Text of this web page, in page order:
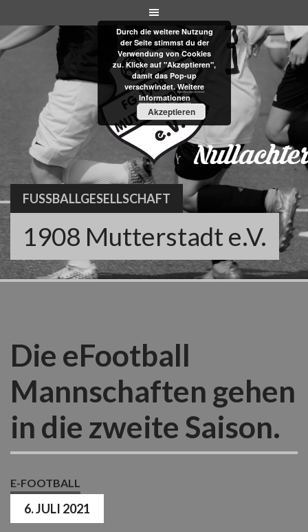
to
content
FUSSBALLGESELLSCHAFT
1908 Mutterstadt e.V.
Die eFootball
Mannschaften gehen
in die zweite Saison.
E-FOOTBALL
6. JULI 2021
Durch die weitere Nutzung
der Seite stimmst du der
Verwendung von Cookies
zu. Klicke auf "Akzeptieren",
damit das Pop-up
verschwindet.Weitere
Informationen
Akzeptieren